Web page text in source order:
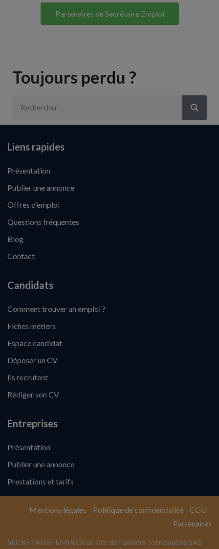
Partenaires de Secrétaire Emploi
Toujours perdu ?
Liens rapides
Présentation
Publier une annonce
Offres d’emploi
Questions fréquentes
Blog
Contact
Candidats
Comment trouver un emploi ?
Fiches métiers
Espace candidat
Déposer un CV
Ils recrutent
Rédiger son CV
Entreprises
Présentation
Publier une annonce
Prestations et tarifs
SECRETAIRE-EMPLOI un site de l’univers Jeanbauche SAS
Mentions légales Politique de confidentialité
CGU
Partenaires